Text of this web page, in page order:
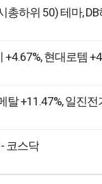
총하위 50) 테마,
+4.67%, 현대로템
탈 +11.47%, 일진전
코스닥